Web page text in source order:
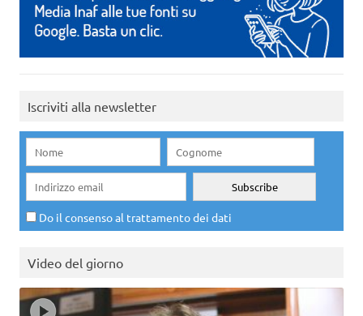
Iscriviti alla newsletter
Do il consenso al trattamento dei dati
Video del giorno